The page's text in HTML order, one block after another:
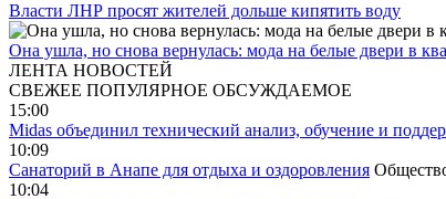
Власти ЛНР просят жителей дольше кипятить воду
Она ушла, но снова вернулась: мода на белые двери в
ЛЕНТА НОВОСТЕЙ
СВЕЖЕЕ ПОПУЛЯРНОЕ ОБСУЖДАЕМОЕ
15:00
Midas объединил технический анализ, обучение и
10:09
Санаторий в Анапе для отдыха и оздоровления
10:04